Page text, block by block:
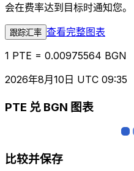
会在费率达到目标时通知您。
跟踪汇率 查看完整图表
1 PTE = 0.00975564 BGN
2026年8月10日 UTC 09:35
PTE 兑 BGN 图表
比较并保存